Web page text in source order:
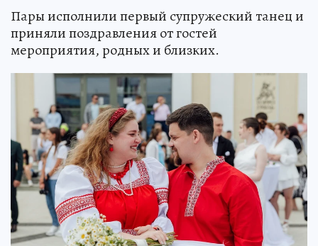
Пары исполнили первый супружеский танец и
приняли поздравления от гостей
мероприятия, родных и близких.